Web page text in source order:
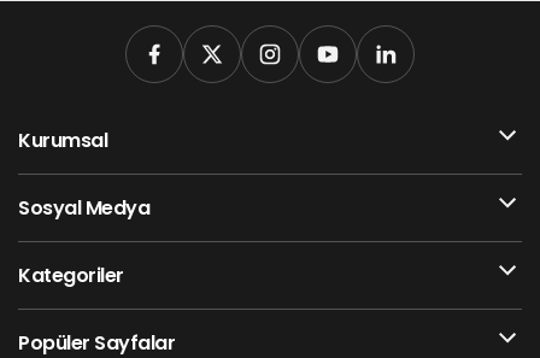
Kurumsal
Sosyal Medya
Kategoriler
Popüler Sayfalar